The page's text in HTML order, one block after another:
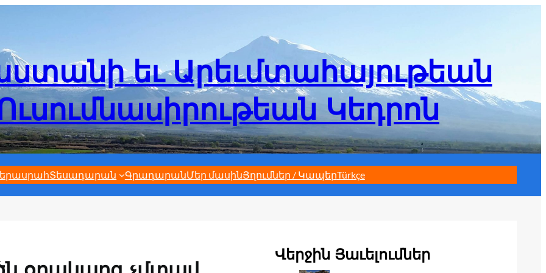
եւ Արեւմտահայութեան
Կեդրոն
Տեսադարան ԳրադարանՄեր մասինՅղումներ / ԿապերTürkçe
Վերջին Յաւելումներ